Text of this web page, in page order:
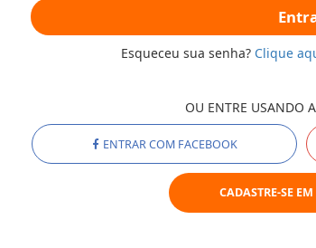
Esqueceu sua senha? Clique
Enviar
ENTRAR COM FACEBOOK
CADASTRE-SE